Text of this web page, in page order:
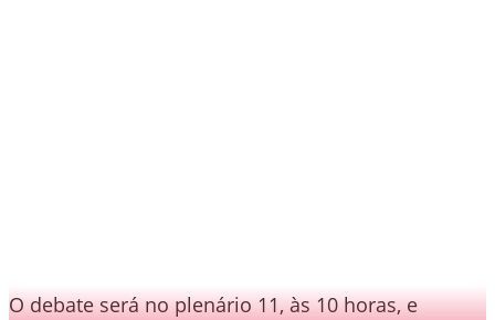
O debate será no plenário 11, às 10 horas, e